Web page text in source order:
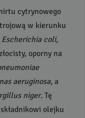
cytrynowego
w kierunku
Escherichia coli,
oporny na
aeruginosa, a
niger. Tę
olejku